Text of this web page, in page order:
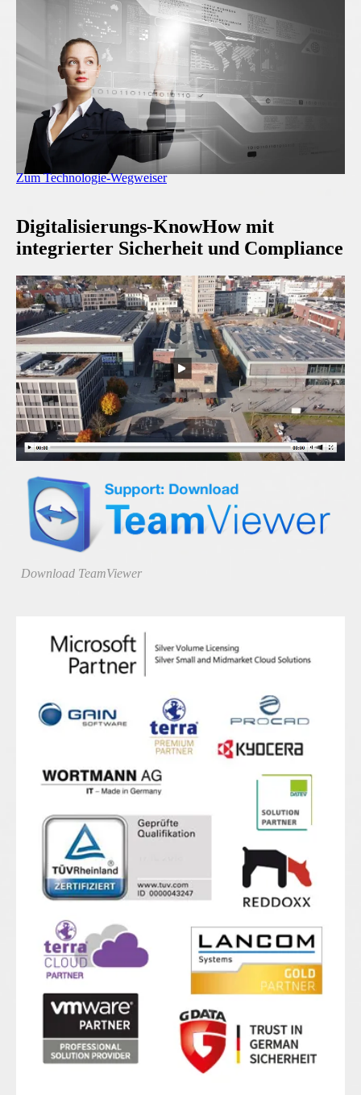
Zum Technologie-Wegweiser
Digitalisierungs-KnowHow mit
integrierter Sicherheit und Compliance
Download TeamViewer